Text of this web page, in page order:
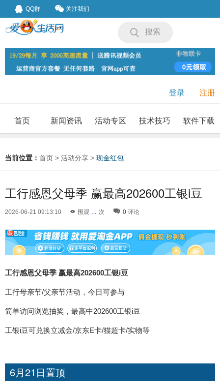
QQ群 关注我们
搜索
登录 注册
首页 新闻资讯 活动专区 技术技巧 软件下载
当前位置： 首页 > 活动分享 > 现金红包
工行感恩父母季 赢最高202600工银i豆
2026-06-21 09:13:10 围观 ... 次 0 评论
工行感恩父母季 赢最高202600工银i豆
工行母亲节/父亲节活动，今日可参与
简单访问浏览抽奖，最高中202600工银i豆
工银i豆可兑换立减金/京东E卡/猫超卡/实物等
6月21日置顶